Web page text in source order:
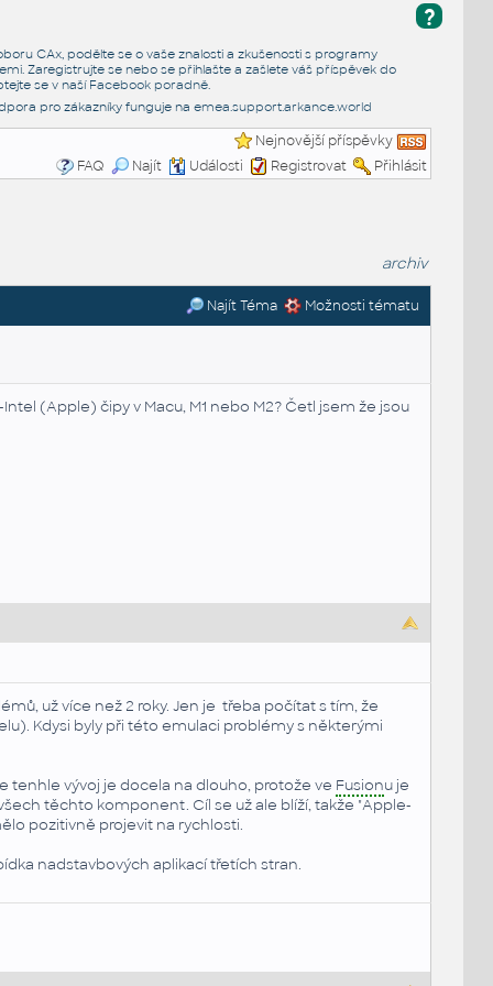
?
CAx, podělte se o vaše znalosti a zkušenosti s programy
Zaregistrujte se nebo se přihlašte a zašlete váš příspěvek do
se v naší Facebook poradně.
pro zákazníky funguje na emea.support.arkance.world
Nejnovější příspěvky
FAQ
Najít Události Registrovat Přihlásit
archiv
Najít Téma Možnosti tématu
(Apple) čipy v Macu, M1 nebo M2? Četl jsem že jsou
už více než 2 roky. Jen je třeba počítat s tím, že
Kdysi byly při této emulaci problémy s některými
tenhle vývoj je docela na dlouho, protože ve Fusionu je
těchto komponent. Cíl se už ale blíží, takže "Apple-
pozitivně projevit na rychlosti.
nadstavbových aplikací třetích stran.